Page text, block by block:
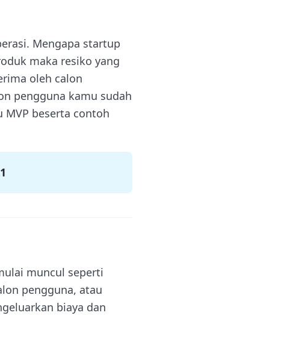
Mengapa startup
maka resiko yang
oleh calon
pengguna kamu sudah
beserta contoh
muncul seperti
pengguna, atau
biaya dan